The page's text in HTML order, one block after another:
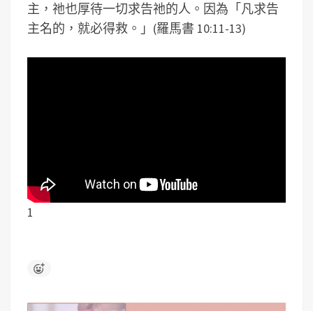
主，祂也厚待一切求告祂的人。因為「凡求告
主名的，就必得救。」(羅馬書 10:11-13)
1